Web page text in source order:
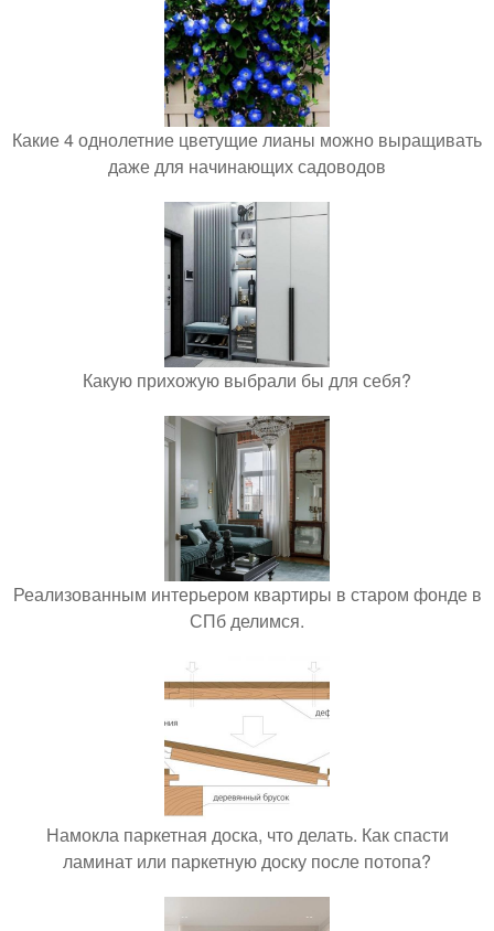
Какие 4 однолетние цветущие лианы можно выращивать
даже для начинающих садоводов
Какую прихожую выбрали бы для себя?
Реализованным интерьером квартиры в старом фонде в
СПб делимся.
Намокла паркетная доска, что делать. Как спасти
ламинат или паркетную доску после потопа?